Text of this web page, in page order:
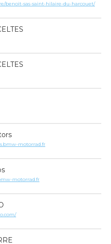
benoit-sas-saint-hilaire-du-harcouet/
motorrad.fr
motorrad.fr